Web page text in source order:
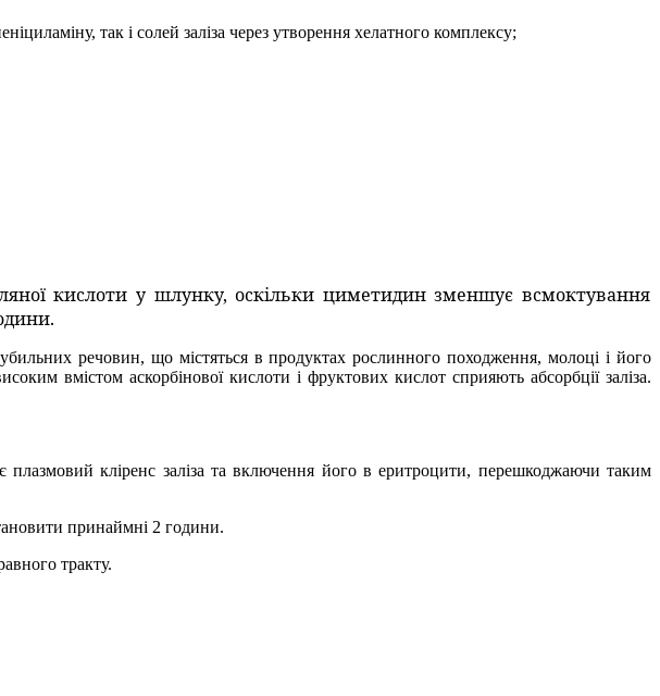
так і солей заліза через утворення хелатного комплексу;
кислоти у шлунку, оскільки циметидин зменшує всмоктування
речовин, що містяться в продуктах рослинного походження, молоці і його
вмістом аскорбінової кислоти і фруктових кислот сприяють абсорбції заліза.
плазмовий кліренс заліза та включення його в еритроцити, перешкоджаючи таким
принаймні 2 години.
тракту.